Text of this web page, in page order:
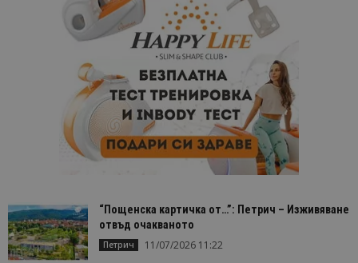
“Пощенска картичка от…”: Петрич – Изживяване
отвъд очакваното
Петрич 11/07/2026 11:22
Строго необходимите бисквитки позволяват
основната функционалност на уебсайта, като
потребителско влизане и управление на
акаунта. Уебсайтът не може да се използва
правилно без строго необходими бисквитки.
Име
Доставчик
Домейн
Валиден
cookie_notice_accepted
lisandraramos.com
bgtourism.bg